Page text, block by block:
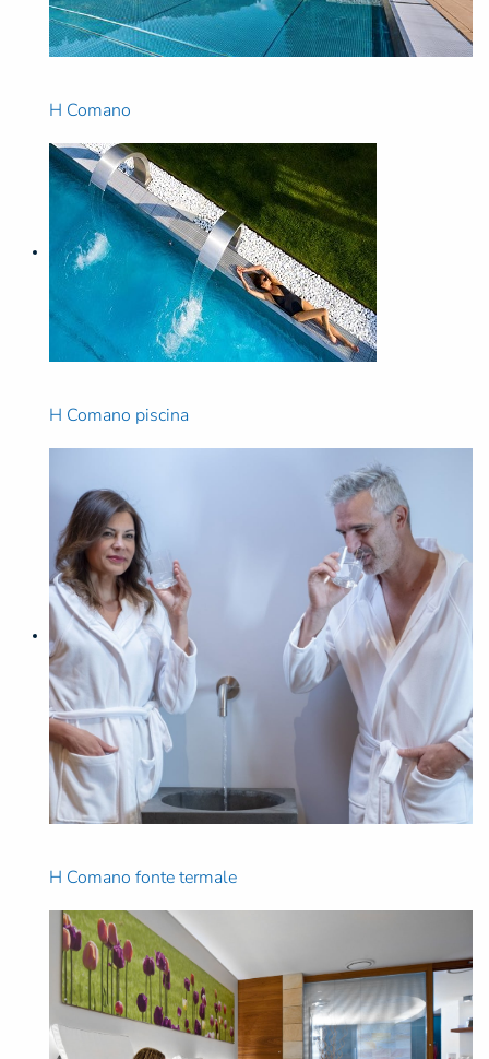
H Comano
H Comano piscina
H Comano fonte termale